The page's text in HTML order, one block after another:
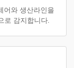
어와 생산라인을
로 감지합니다.